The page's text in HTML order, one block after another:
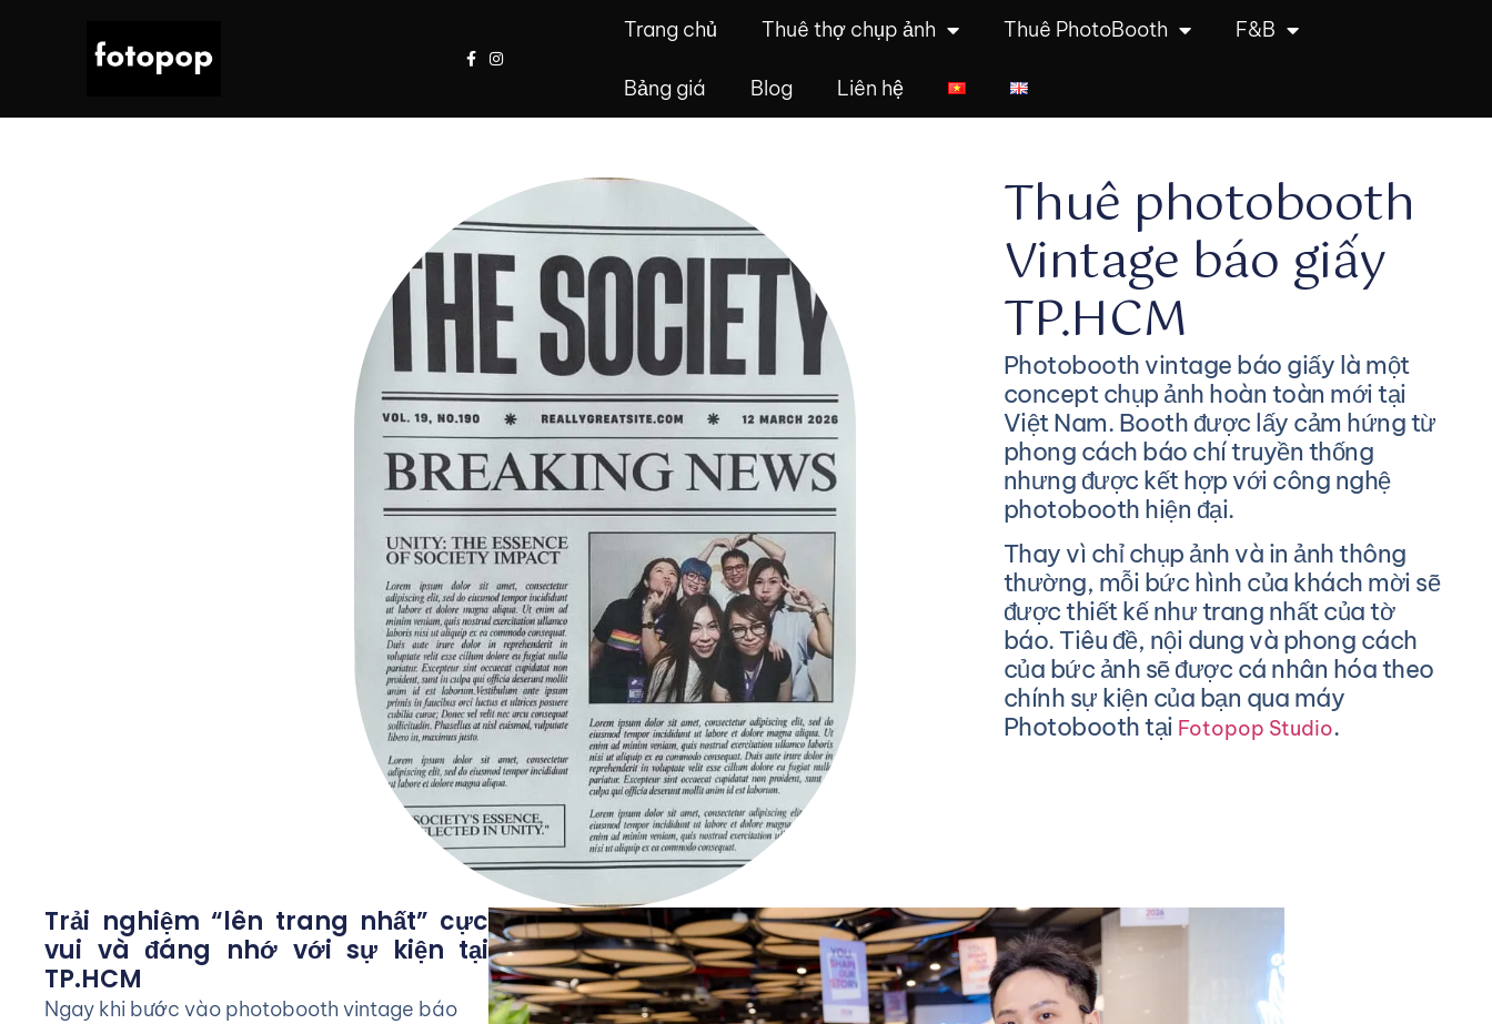
Trang chủ Thuê thợ chụp ảnh Thuê PhotoBooth F&B
Bảng giá Blog Liên hệ
Thuê photobooth
Vintage báo giấy
TP.HCM
Photobooth vintage báo giấy là một
concept chụp ảnh hoàn toàn mới tại
Việt Nam. Booth được lấy cảm hứng từ
phong cách báo chí truyền thống
nhưng được kết hợp với công nghệ
photobooth hiện đại.
Thay vì chỉ chụp ảnh và in ảnh thông
thường, mỗi bức hình của khách mời sẽ
được thiết kế như trang nhất của tờ
báo. Tiêu đề, nội dung và phong cách
của bức ảnh sẽ được cá nhân hóa theo
chính sự kiện của bạn qua máy
Photobooth tại Fotopop Studio.
Trải nghiệm “lên trang nhất” cực
vui và đáng nhớ với sự kiện tại
TP.HCM
Ngay khi bước vào photobooth vintage báo